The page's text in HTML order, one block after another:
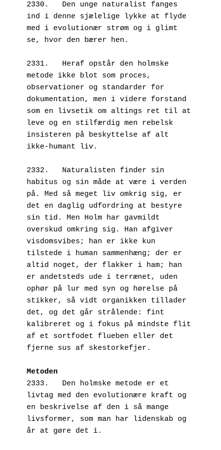
2330.   Den unge naturalist fanges
ind i denne sjælelige lykke at flyde
med i evolutionær strøm og i glimt
se, hvor den bærer hen.
2331.   Heraf opstår den holmske
metode ikke blot som proces,
observationer og standarder for
dokumentation, men i videre forstand
som en livsetik om altings ret til at
leve og en stilfærdig men rebelsk
insisteren på beskyttelse af alt
ikke-humant liv.
2332.   Naturalisten finder sin
habitus og sin måde at være i verden
på. Med så meget liv omkrig sig, er
det en daglig udfordring at bestyre
sin tid. Men Holm har gavmildt
overskud omkring sig. Han afgiver
visdomsvibes; han er ikke kun
tilstede i human sammenhæng; der er
altid noget, der flakker i ham; han
er andetsteds ude i terrænet, uden
ophør på lur med syn og hørelse på
stikker, så vidt organikken tillader
det, og det går strålende: fint
kalibreret og i fokus på mindste flit
af et sortfodet flueben eller det
fjerne sus af skestorkefjer.
Metoden
2333.   Den holmske metode er et
livtag med den evolutionære kraft og
en beskrivelse af den i så mange
livsformer, som man har lidenskab og
år at gøre det i.